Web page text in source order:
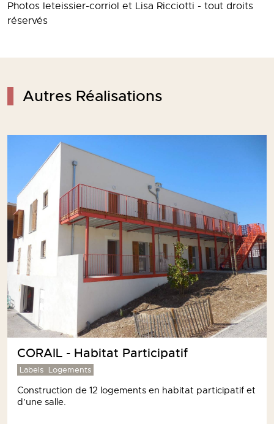
Photos leteissier-corriol et Lisa Ricciotti - tout droits
réservés
Autres Réalisations
Bureaux « Les 3 Becs » à Rovaltain -
Gare TGV
Paille Bâtiments tertiaires
à deux étages, formant une terrasse accessible en
R+1.